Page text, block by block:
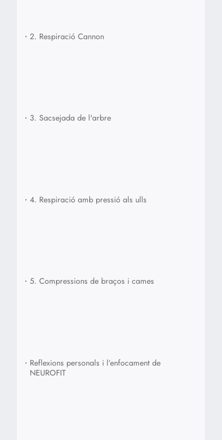
• 2. Respiració Cannon
• 3. Sacsejada de l'arbre
• 4. Respiració amb pressió als ulls
• 5. Compressions de braços i cames
• Reflexions personals i l’enfocament de
NEUROFIT